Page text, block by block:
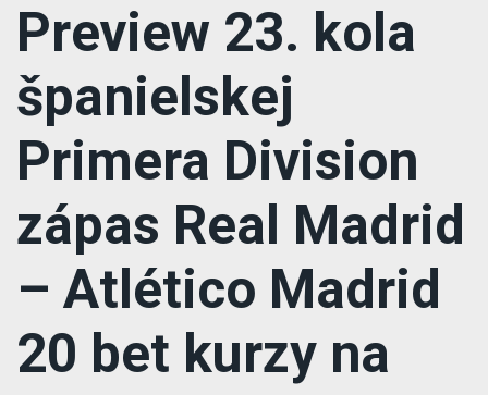
Preview 23. kola
španielskej
Primera Division
zápas Real Madrid
– Atlético Madrid
20 bet kurzy na